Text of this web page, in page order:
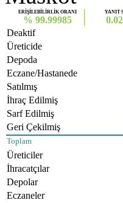
ERİŞİLEBİLİRLİK ORANI
% 99.99985
YANIT
Deaktif
Üreticide
Depoda
Eczane/Hastanede
Satılmış
İhraç Edilmiş
Sarf Edilmiş
Geri Çekilmiş
Toplam
Üreticiler
İhracatçılar
Depolar
Eczaneler